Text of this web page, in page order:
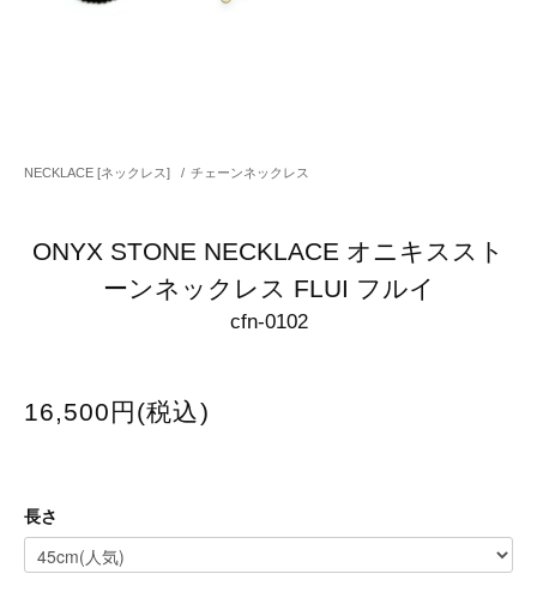
NECKLACE [ネックレス] / チェーンネックレス
ONYX STONE NECKLACE オニキススト
ーンネックレス FLUI フルイ
cfn-0102
16,500円(税込)
長さ